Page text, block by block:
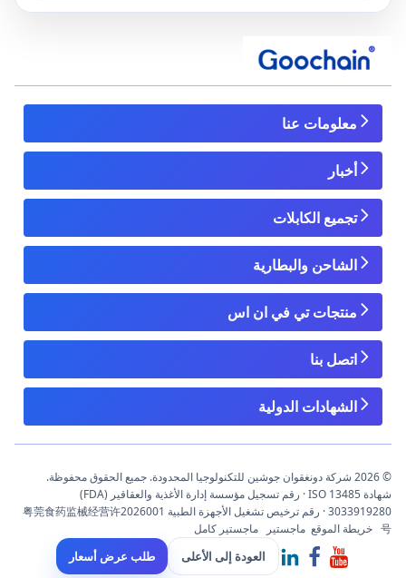
معلومات عنا
أخبار
تجميع الكابلات
الشاحن والبطارية
منتجات تي في ان اس
اتصل بنا
الشهادات الدولية
© 2026 شركة دونغقوان جوشين للتكنولوجيا المحدودة. جميع الحقوق محفوظة.
شهادة ISO 13485 · رقم تسجيل مؤسسة إدارة الأغذية والعقاقير (FDA)
3033919280 · رقم ترخيص تشغيل الأجهزة الطبية 粤莞食药监械经营许2026001
号 خريطة الموقع ماجستير ماجستير كامل
العودة إلى الأعلى طلب عرض أسعار